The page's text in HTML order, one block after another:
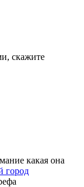
скажите
какая она
город